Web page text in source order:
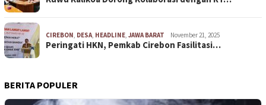
CIREBON, DESA, HEADLINE, JAWA BARAT November 21, 2025
Peringati HKN, Pemkab Cirebon Fasilitasi…
BERITA POPULER